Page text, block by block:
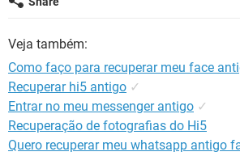
GUIA DE COMPRAS
Veja também:
Como faço para recuperar meu face
Recuperar hi5 antigo ✓
Entrar no meu messenger antigo ✓
Recuperação de fotografias do Hi5
Quero recuperar meu whatsapp antigo